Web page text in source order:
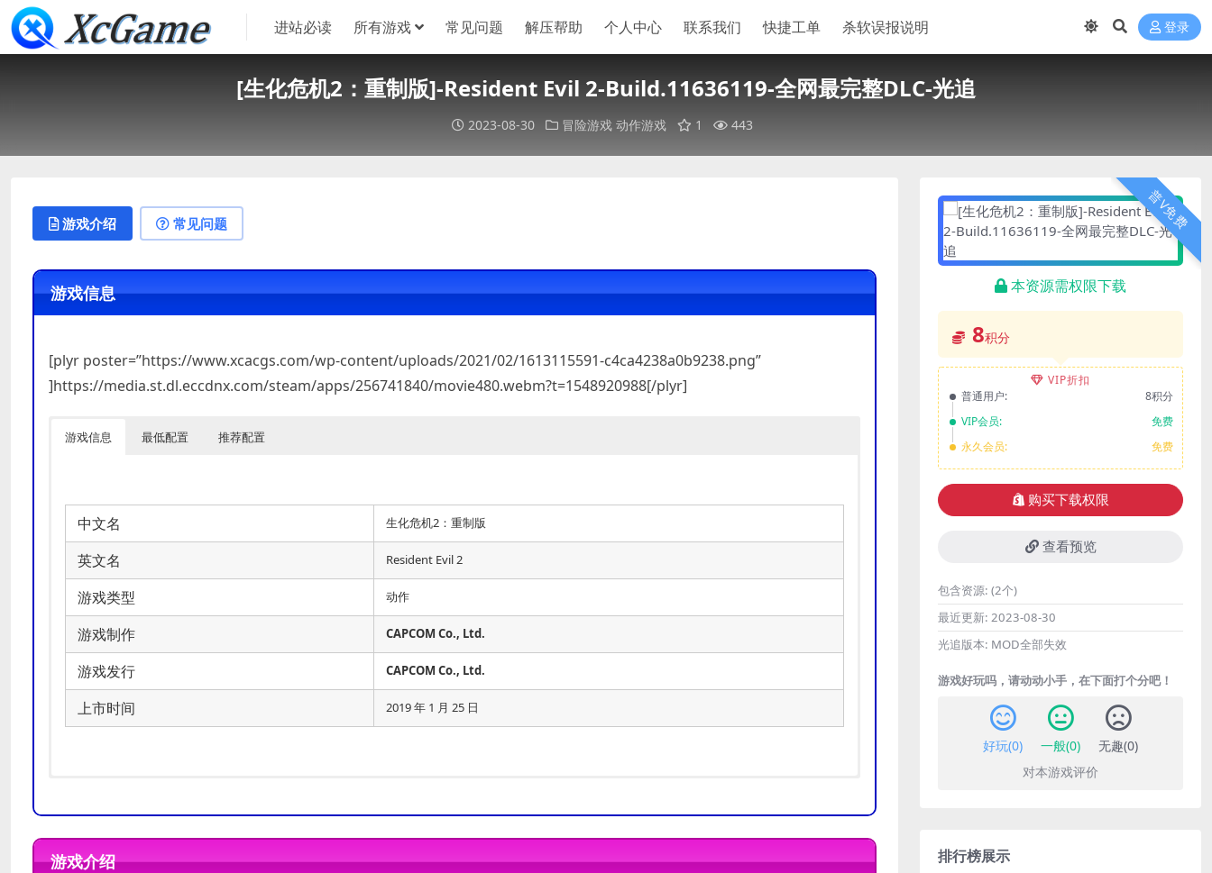
进站必读 所有游戏 常见问题 解压帮助 个人中心 联系我们 快捷工单 杀软误报说明 登录
[生化危机2：重制版]-Resident Evil 2-Build.11636119-全网最完整DLC-光追
2023-08-30 冒险游戏 动作游戏 1 443
游戏介绍 常见问题
游戏信息
[plyr poster=”https://www.xcacgs.com/wp-content/uploads/2021/02/1613115591-c4ca4238a0b9238.png”
]https://media.st.dl.eccdnx.com/steam/apps/256741840/movie480.webm?t=1548920988[/plyr]
游戏信息 最低配置 推荐配置
中文名 生化危机2：重制版
英文名 Resident Evil 2
游戏类型 动作
游戏制作 CAPCOM Co., Ltd.
游戏发行 CAPCOM Co., Ltd.
上市时间 2019 年 1 月 25 日
处理器
Intel® Core™ i5-4460 or AMD FX™-6300 or better
处理器
ntel® Core™ i7-3770 or AMD FX™-9590 or better
游戏介绍
普V免费
本资源需权限下载
8积分
VIP折扣
普通用户:
8积分
VIP会员:
免费
永久会员:
免费
购买下载权限
查看预览
包含资源: (2个)
最近更新: 2023-08-30
光追版本: MOD全部失效
游戏好玩吗，请动动小手，在下面打个分吧！
好玩(0) 一般(0) 无趣(0)
对本游戏评价
排行榜展示